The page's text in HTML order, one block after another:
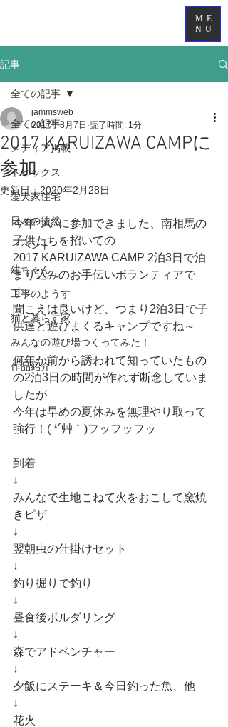
ME
NU
記事
全ての記事
メディア掲載
トピックス
愛犬家住宅
日々の徒然
イベント
建ちゃん
工事のようす
猫と暮らす家
みんなの遊び場つくってみた！
作品紹介
全ての記事
2017 KARUIZAWA CAMPに
参加
jammsweb
2017年8月7日 読了時間: 1分
更新日：2020年2月28日
今年ついに参加できました、南相馬の
子供たちを招いての
2017 KARUIZAWA CAMP 2泊3日で泊
まり込みのお手伝いボランティアで
す。
聞こえは良いけど、つまり2泊3日で子
供達と遊びまくるキャンプですね～
何年か前から誘われて知っていたもの
の2泊3日の時間が作れず断念していま
したが
今年は早めの夏休みを無理やり取って
強行！( *´艸｀)フッフッフッ
到着
↓
みんなで生地こねて火をおこして窯焼
きピザ
↓
翌朝虫の仕掛けセット
↓
釣り掘りで釣り
↓
昼食後ボルダリング
↓
森でアドベンチャー
↓
夕飯にステーキ＆今日釣った魚、他
↓
花火